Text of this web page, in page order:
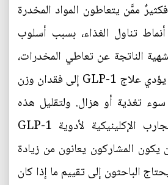
ممَّن يتعاطون المواد المخدرة
تناول الغذاء، بسبب أسلوب
الناتجة عن تعاطي المخدرات،
وهناك مخاوف من أن يؤدي علاج GLP-1 إلى فقدان وزن
تغذية أو هزال. ولتقليل هذه
المخاطر، تتطلب التجارب الإكلينيكية لأدوية GLP-1
يكون المشاركون يعانون من زيادة
الباحثون إلى تقييم ما إذا كان